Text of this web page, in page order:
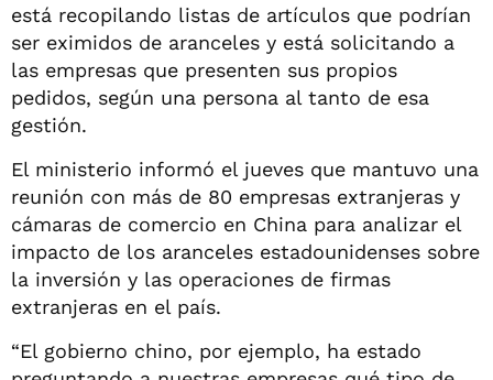
está recopilando listas de artículos que podrían
ser eximidos de aranceles y está solicitando a
las empresas que presenten sus propios
pedidos, según una persona al tanto de esa
gestión.
El ministerio informó el jueves que mantuvo una
reunión con más de 80 empresas extranjeras y
cámaras de comercio en China para analizar el
impacto de los aranceles estadounidenses sobre
la inversión y las operaciones de firmas
extranjeras en el país.
“El gobierno chino, por ejemplo, ha estado